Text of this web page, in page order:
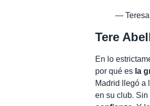
—
Tere
En lo
por qué es la
Madrid llegó a
en su club.